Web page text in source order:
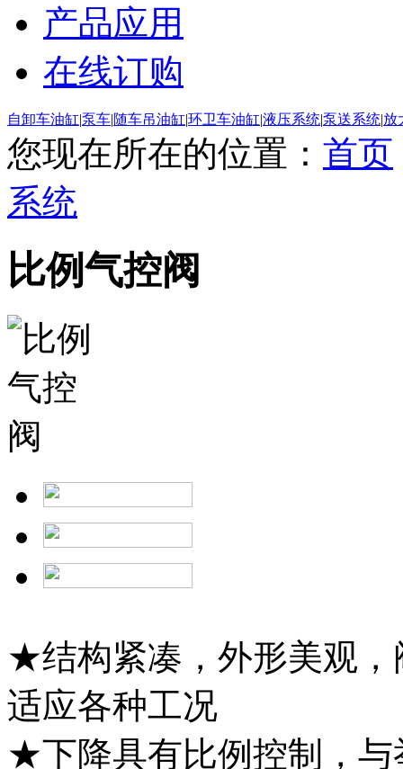
产品应用
在线订购
自卸车油缸|泵车|随车吊油缸|环卫车油缸|液压系统|泵送系统|放
您现在所在的位置： 首页
系统
比例气控阀
★结构紧凑，外形美观，
适应各种工况
★下降具有比例控制，与